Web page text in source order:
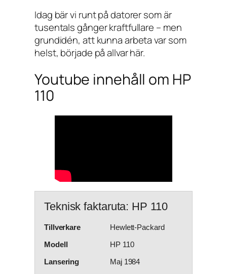
Idag bär vi runt på datorer som är
tusentals gånger kraftfullare – men
grundidén, att kunna arbeta var som
helst, började på allvar här.
Youtube innehåll om HP
110
Teknisk faktaruta: HP 110
Tillverkare
Hewlett-Packard
Modell
HP 110
Lansering
Maj 1984